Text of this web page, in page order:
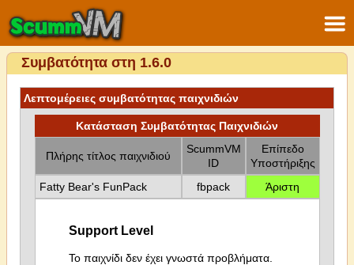
Συμβατότητα στη 1.6.0
Λεπτομέρειες συμβατότητας παιχνιδιών
Κατάσταση Συμβατότητας Παιχνιδιών
Πλήρης τίτλος παιχνιδιού
ScummVM
ID
Επίπεδο
Υποστήριξης
Fatty Bear's FunPack
fbpack Άριστη
Support Level
Το παιχνίδι δεν έχει γνωστά προβλήματα.